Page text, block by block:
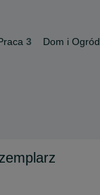
3 Dom i Ogród